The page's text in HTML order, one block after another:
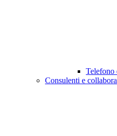
Telefono
Consulenti e